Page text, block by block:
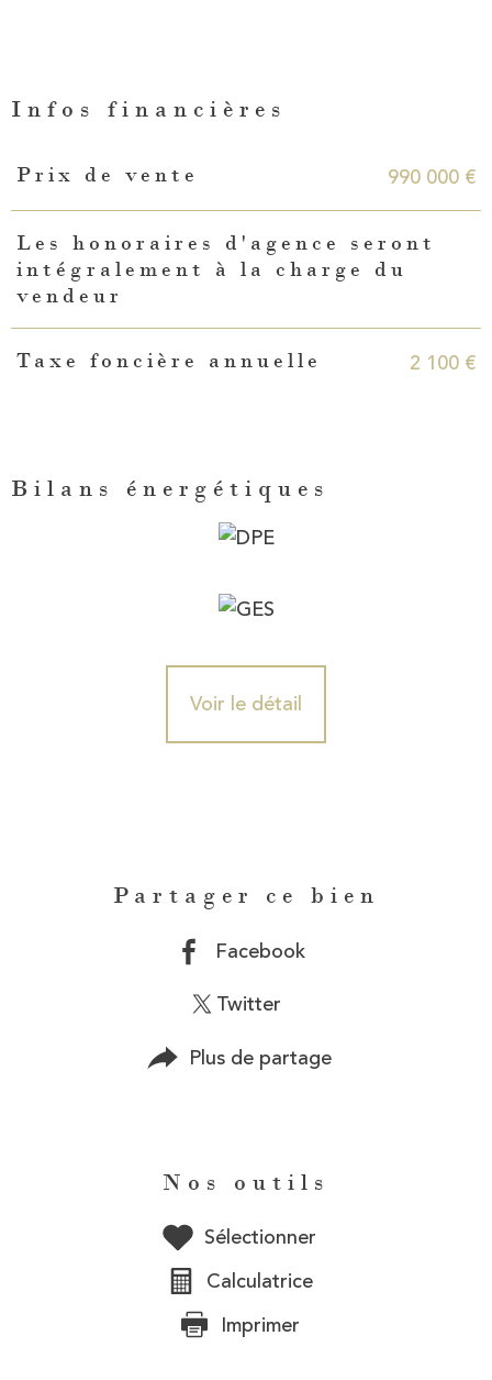
Infos financières
Caractéristiques Valeurs
Prix de vente 990 000 €
Les honoraires d'agence seront
intégralement à la charge du
vendeur
Taxe foncière annuelle 2 100 €
Bilans énergétiques
Voir le détail
Partager ce bien
Facebook
Twitter
Plus de partage
Nos outils
Sélectionner
Calculatrice
Imprimer